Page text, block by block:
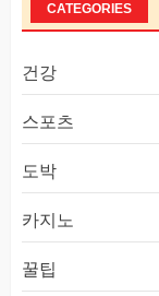
CATEGORIES
건강
스포츠
도박
카지노
꿀팁